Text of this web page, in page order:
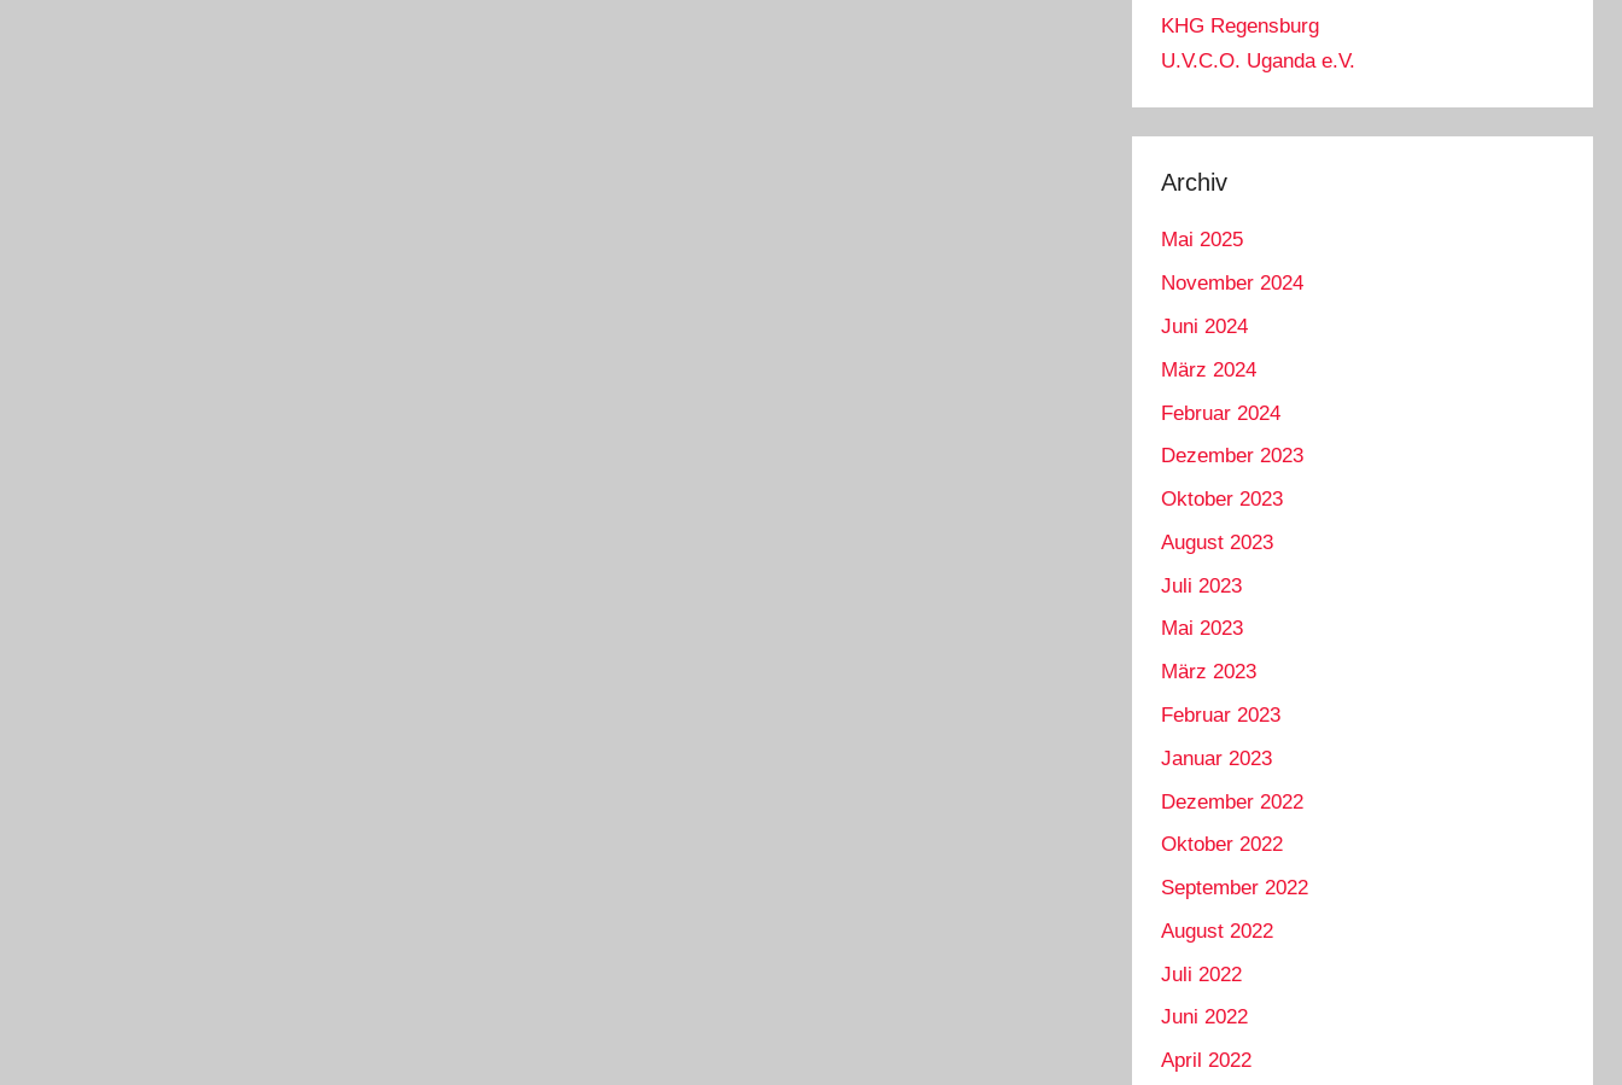
KHG Regensburg
U.V.C.O. Uganda e.V.
Archiv
Mai 2025
November 2024
Juni 2024
März 2024
Februar 2024
Dezember 2023
Oktober 2023
August 2023
Juli 2023
Mai 2023
März 2023
Februar 2023
Januar 2023
Dezember 2022
Oktober 2022
September 2022
August 2022
Juli 2022
Juni 2022
April 2022